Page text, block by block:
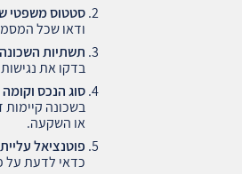
סטטוס משפטי
ודאו שכל
תשתיות השכונה
בדקו את
סוג הנכס וקומה
בשכונה
או השקעה.
פוטנציאל
כדאי לדעת על